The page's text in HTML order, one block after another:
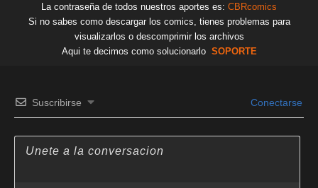
La contraseña de todos nuestros aportes es: CBRcomics
Si no sabes como descargar los comics, tienes problemas para
visualizarlos o descomprimir los archivos
Aqui te decimos como solucionarlo SOPORTE
Suscribirse Conectarse